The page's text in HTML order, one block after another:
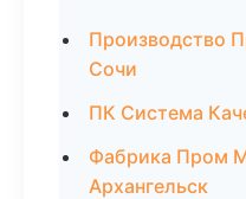
Производство
Сочи
ПК Система
Фабрика Пром
Архангельск